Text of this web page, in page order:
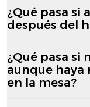
¿Qué pasa si
después del
¿Qué pasa si
aunque
en la mesa?